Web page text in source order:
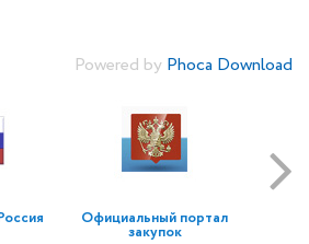
Powered by Phoca Download
Официальный портал
закупок